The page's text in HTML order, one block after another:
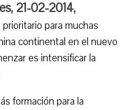
21-02-2014,
para muchas
continental en el nuevo
es intensificar la
formación para la